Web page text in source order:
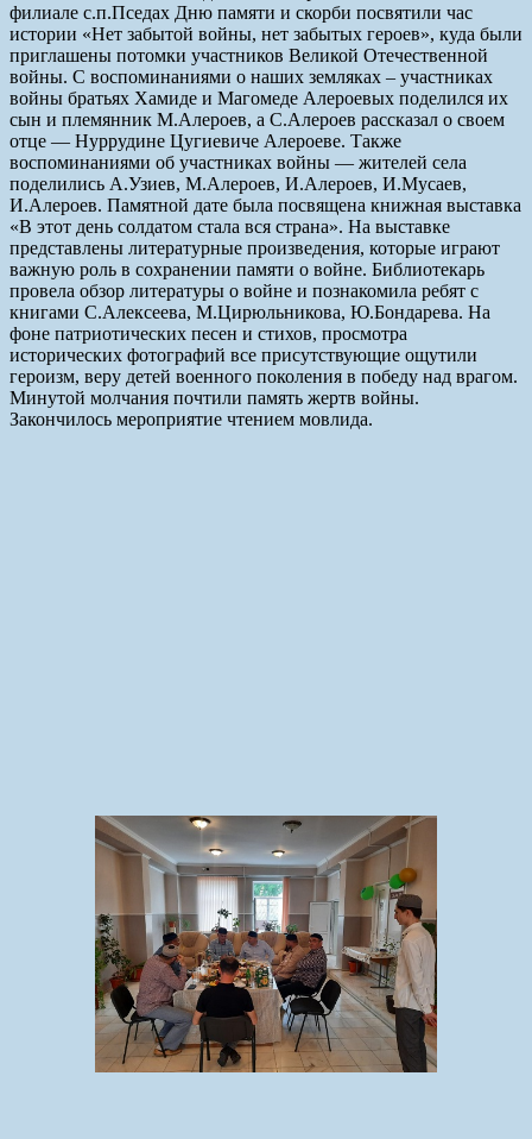
филиале с.п.Пседах Дню памяти и скорби посвятили час
истории «Нет забытой войны, нет забытых героев», куда были
приглашены потомки участников Великой Отечественной
войны. С воспоминаниями о наших земляках – участниках
войны братьях Хамиде и Магомеде Алероевых поделился их
сын и племянник М.Алероев, а С.Алероев рассказал о своем
отце — Нуррудине Цугиевиче Алероеве. Также
воспоминаниями об участниках войны — жителей села
поделились А.Узиев, М.Алероев, И.Алероев, И.Мусаев,
И.Алероев. Памятной дате была посвящена книжная выставка
«В этот день солдатом стала вся страна». На выставке
представлены литературные произведения, которые играют
важную роль в сохранении памяти о войне. Библиотекарь
провела обзор литературы о войне и познакомила ребят с
книгами С.Алексеева, М.Цирюльникова, Ю.Бондарева. На
фоне патриотических песен и стихов, просмотра
исторических фотографий все присутствующие ощутили
героизм, веру детей военного поколения в победу над врагом.
Минутой молчания почтили память жертв войны.
Закончилось мероприятие чтением мовлида.